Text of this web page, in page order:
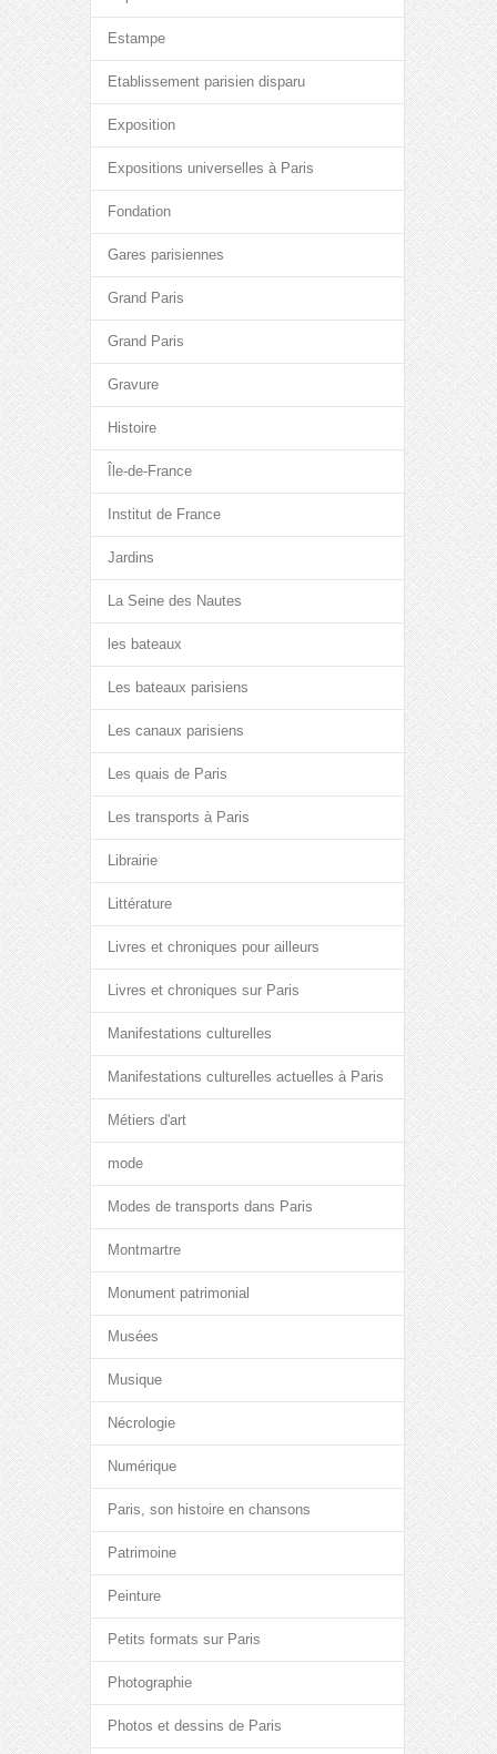
Estampe
Etablissement parisien disparu
Exposition
Expositions universelles à Paris
Fondation
Gares parisiennes
Grand Paris
Grand Paris
Gravure
Histoire
Île-de-France
Institut de France
Jardins
La Seine des Nautes
les bateaux
Les bateaux parisiens
Les canaux parisiens
Les quais de Paris
Les transports à Paris
Librairie
Littérature
Livres et chroniques pour ailleurs
Livres et chroniques sur Paris
Manifestations culturelles
Manifestations culturelles actuelles à Paris
Métiers d'art
mode
Modes de transports dans Paris
Montmartre
Monument patrimonial
Musées
Musique
Nécrologie
Numérique
Paris, son histoire en chansons
Patrimoine
Peinture
Petits formats sur Paris
Photographie
Photos et dessins de Paris